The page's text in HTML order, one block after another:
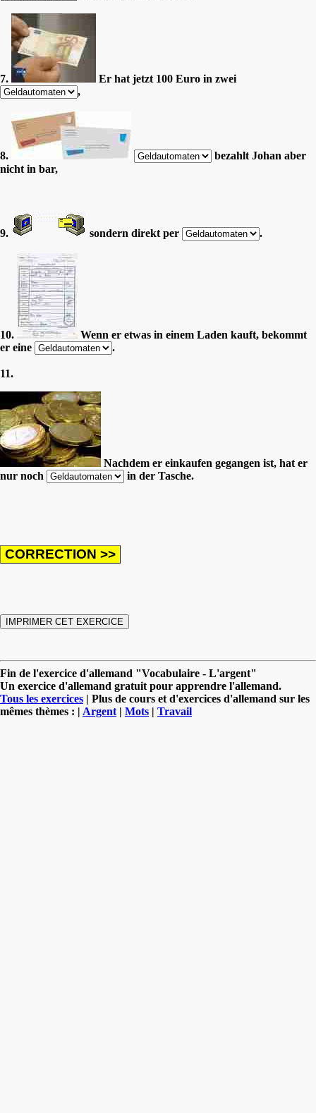
7.
Er hat jetzt 100 Euro in zwei
,
8.
bezahlt Johan aber
nicht in bar,
9. sondern direkt per .
10.
Wenn er etwas in einem Laden kauft, bekommt
er eine
.
11.
Nachdem er einkaufen gegangen ist, hat er
nur noch
in der Tasche.
Fin de l'exercice d'allemand "Vocabulaire - L'argent"
Un exercice d'allemand gratuit pour apprendre l'allemand.
Tous les exercices | Plus de cours et d'exercices d'allemand sur les
mêmes thèmes : | Argent | Mots | Travail